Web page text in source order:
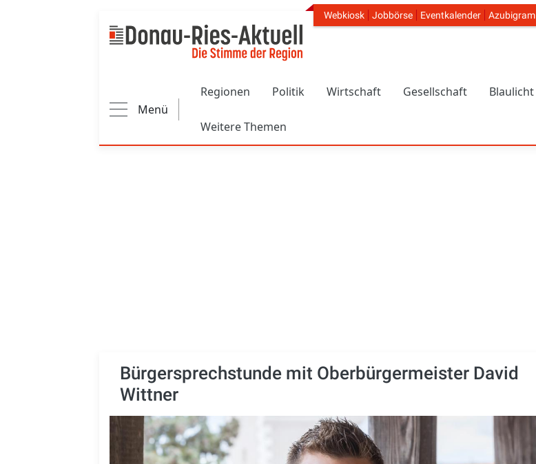
Header Navigation
Webkiosk Jobbörse Eventkalender Azubigram
Menü
Regionen Politik Wirtschaft Gesellschaft Blaulicht
Weitere Themen
Bürgersprechstunde mit Oberbürgermeister David
Wittner